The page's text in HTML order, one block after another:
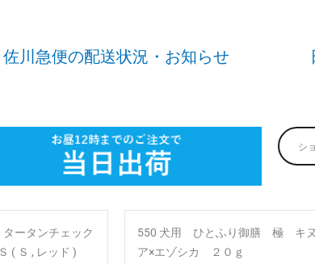
佐川急便の配送状況・お知らせ
ータンチェック
Ｓ , レッド )
550 犬用 ひとふり御膳 極 キヌ
ア×エゾシカ ２０ｇ